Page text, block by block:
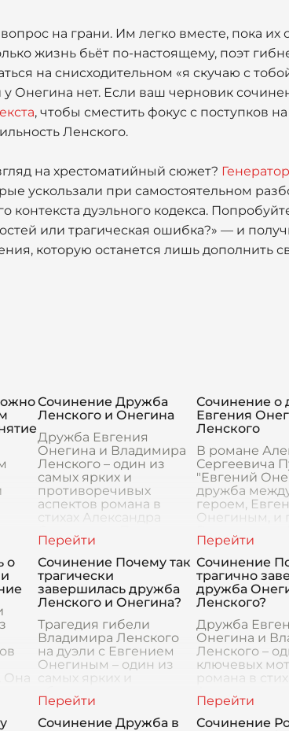
на грани. Им легко вместе, пока их
жизнь бьёт по-настоящему, поэт
на снисходительном «я скучаю с
Онегина нет. Если ваш черновик
, чтобы сместить фокус с поступков
Ленского.
на хрестоматийный сюжет?
ускользали при самостоятельном
дуэльного кодекса.
или трагическая ошибка?» — и
которую останется лишь дополнить
Сочинение Дружба
Ленского и Онегина
Дружба Евгения
Онегина и Владимира
Ленского – один из
самых ярких и
противоречивых
аспектов романа в
стихах Александра
Они – словно две
крайности, две
противопо
Сочинение о
Евгения
Ленского
В романе
Сергеевича
"Евгений
дружба
героем,
Онегиным, и
занимает
место,
повест
о
Она
Сочинение Почему так
трагически
завершилась дружба
Ленского и Онегина?
Трагедия гибели
Владимира Ленского
на дуэли с Евгением
Онегиным – один из
самых ярких и
моментов в романе
Александра
Сочинение
трагично
дружба
Ленского?
Дружба
Онегина и
Ленского –
ключевых
романа в
Сергеевича
На первый
Сочинение Дружба в
Сочинение